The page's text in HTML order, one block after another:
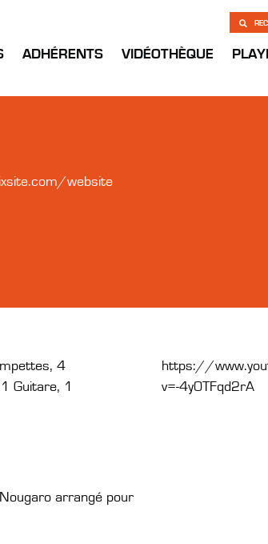
ADHÉRENTS VIDÉOTHÈQUE
website
4
Guitare, 1
arrangé pour
https://
v=-4y0TFqd2rA